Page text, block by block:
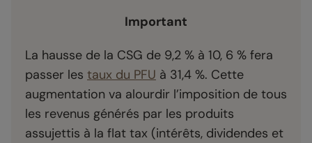
Important
La hausse de la CSG de 9,2 % à 10, 6 % fera
passer les taux du PFU à 31,4 %. Cette
augmentation va alourdir l’imposition de tous
les revenus générés par les produits
assujettis à la flat tax (intérêts, dividendes et